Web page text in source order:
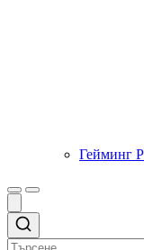
Гейминг